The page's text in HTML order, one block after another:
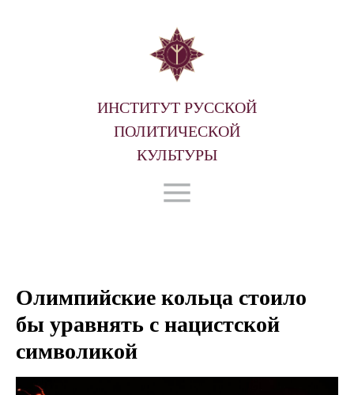
ИНСТИТУТ РУССКОЙ
ПОЛИТИЧЕСКОЙ
КУЛЬТУРЫ
Олимпийские кольца стоило
бы уравнять с нацистской
символикой